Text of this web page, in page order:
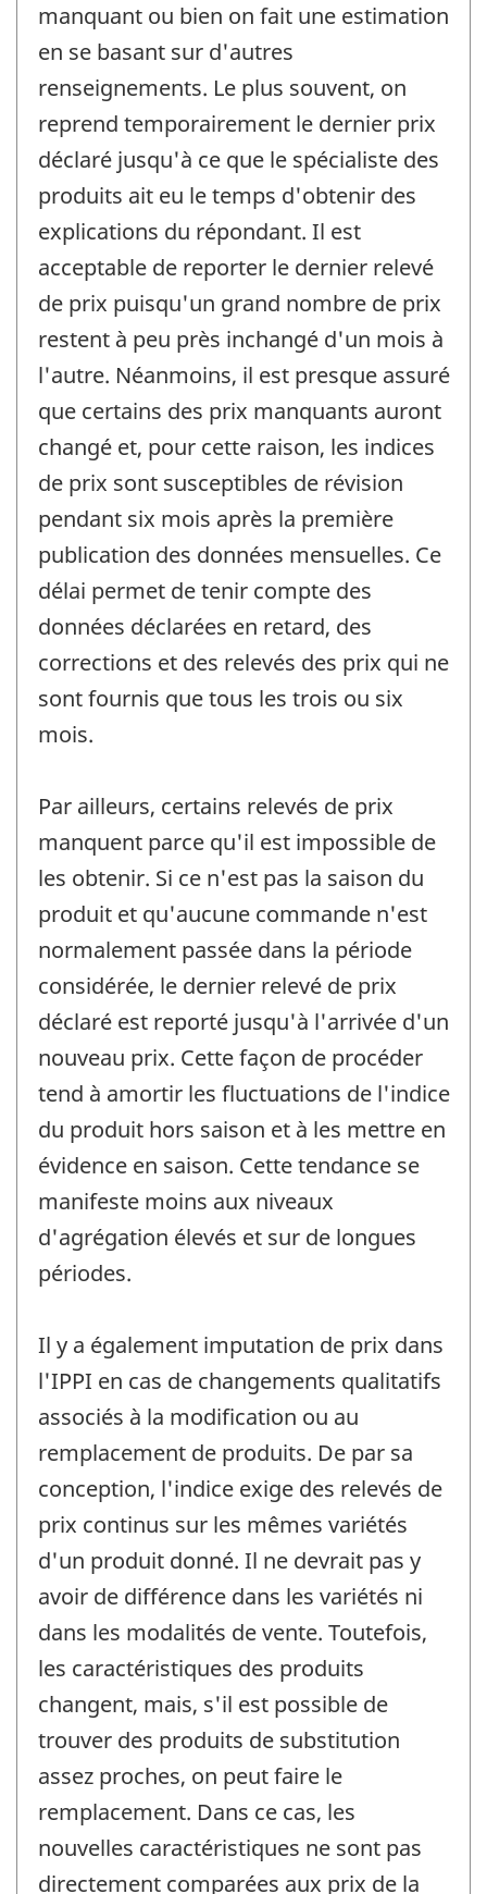
manquant ou bien on fait une estimation
en se basant sur d'autres
renseignements. Le plus souvent, on
reprend temporairement le dernier prix
déclaré jusqu'à ce que le spécialiste des
produits ait eu le temps d'obtenir des
explications du répondant. Il est
acceptable de reporter le dernier relevé
de prix puisqu'un grand nombre de prix
restent à peu près inchangé d'un mois à
l'autre. Néanmoins, il est presque assuré
que certains des prix manquants auront
changé et, pour cette raison, les indices
de prix sont susceptibles de révision
pendant six mois après la première
publication des données mensuelles. Ce
délai permet de tenir compte des
données déclarées en retard, des
corrections et des relevés des prix qui ne
sont fournis que tous les trois ou six
mois.
Par ailleurs, certains relevés de prix
manquent parce qu'il est impossible de
les obtenir. Si ce n'est pas la saison du
produit et qu'aucune commande n'est
normalement passée dans la période
considérée, le dernier relevé de prix
déclaré est reporté jusqu'à l'arrivée d'un
nouveau prix. Cette façon de procéder
tend à amortir les fluctuations de l'indice
du produit hors saison et à les mettre en
évidence en saison. Cette tendance se
manifeste moins aux niveaux
d'agrégation élevés et sur de longues
périodes.
Il y a également imputation de prix dans
l'IPPI en cas de changements qualitatifs
associés à la modification ou au
remplacement de produits. De par sa
conception, l'indice exige des relevés de
prix continus sur les mêmes variétés
d'un produit donné. Il ne devrait pas y
avoir de différence dans les variétés ni
dans les modalités de vente. Toutefois,
les caractéristiques des produits
changent, mais, s'il est possible de
trouver des produits de substitution
assez proches, on peut faire le
remplacement. Dans ce cas, les
nouvelles caractéristiques ne sont pas
directement comparées aux prix de la